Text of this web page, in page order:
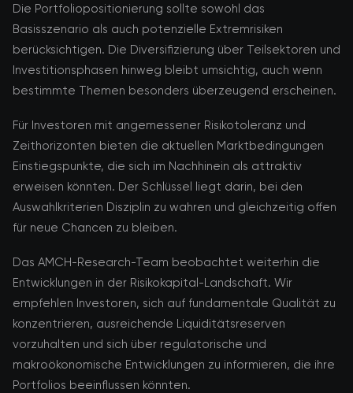
Die Portfoliopositionierung sollte sowohl das
Basisszenario als auch potenzielle Extremrisiken
berücksichtigen. Die Diversifizierung über Teilsektoren und
Investitionsphasen hinweg bleibt umsichtig, auch wenn
bestimmte Themen besonders überzeugend erscheinen.
Für Investoren mit angemessener Risikotoleranz und
Zeithorizonten bieten die aktuellen Marktbedingungen
Einstiegspunkte, die sich im Nachhinein als attraktiv
erweisen könnten. Der Schlüssel liegt darin, bei den
Auswahlkriterien Disziplin zu wahren und gleichzeitig offen
für neue Chancen zu bleiben.
Das AMCH-Research-Team beobachtet weiterhin die
Entwicklungen in der Risikokapital-Landschaft. Wir
empfehlen Investoren, sich auf fundamentale Qualität zu
konzentrieren, ausreichende Liquiditätsreserven
vorzuhalten und sich über regulatorische und
makroökonomische Entwicklungen zu informieren, die ihre
Portfolios beeinflussen könnten.